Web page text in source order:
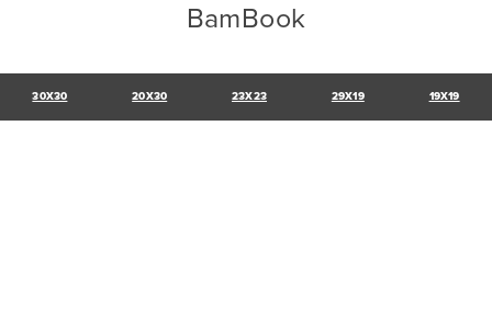
BamBook
30X30 20X30 23X23 29X19 19X19